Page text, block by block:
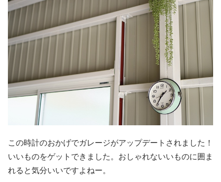
この時計のおかげでガレージがアップデートされました！
いいものをゲットできました。おしゃれないいものに囲ま
れると気分いいですよねー。